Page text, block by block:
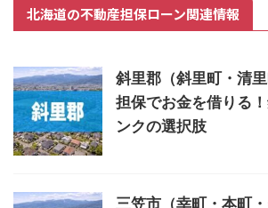
北海道の不動産担保ローン関連情報
斜里郡（斜里町・清
担保でお金を借りる
ンクの選択肢
三笠市（幸町・本町